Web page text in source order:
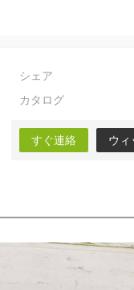
シェア
カタログ
すぐ連絡 ウィ